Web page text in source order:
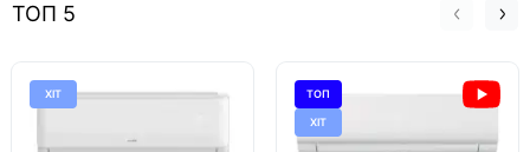
ТОП 5
ХІТ ТОП
ХІТ